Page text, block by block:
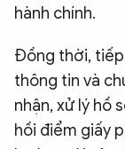
hành chính.
Đồng thời, tiếp
thông tin và
nhận, xử lý hồ
hồi điểm giấy